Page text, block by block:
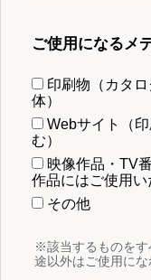
ご使用になるメ
印刷物（カタ
体）
Webサイト（
む）
映像作品・TV
作品にはご使用い
その他
※該当するものをす
途以外はご使用にな